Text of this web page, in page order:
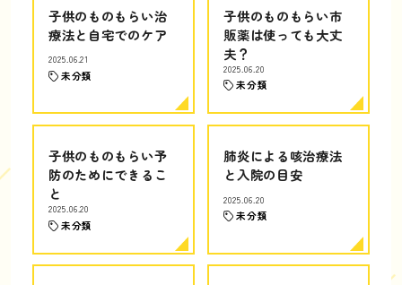
子供のものもらい治
療法と自宅でのケア
2025.06.21
未分類
子供のものもらい市
販薬は使っても大丈
夫？
2025.06.20
未分類
子供のものもらい予
防のためにできるこ
と
2025.06.20
未分類
肺炎による咳治療法
と入院の目安
2025.06.20
未分類